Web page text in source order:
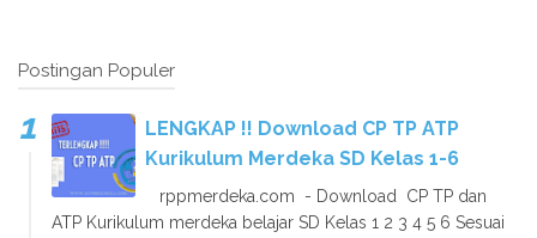
Postingan Populer
LENGKAP !! Download CP TP ATP
Kurikulum Merdeka SD Kelas 1-6
rppmerdeka.com - Download CP TP dan
ATP Kurikulum merdeka belajar SD Kelas 1 2 3 4 5 6 Sesuai